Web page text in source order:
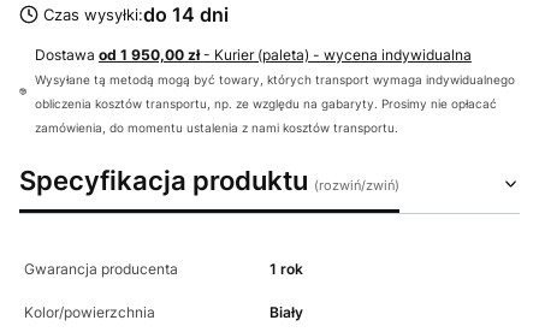
Czas wysyłki:do 14 dni
Dostawa od 1 950,00 zł- Kurier (paleta) - wycena indywidualna
Wysyłane tą metodą mogą być towary, których transport wymaga indywidualnego
obliczenia kosztów transportu, np. ze względu na gabaryty. Prosimy nie opłacać
zamówienia, do momentu ustalenia z nami kosztów transportu.
Specyfikacja produktu
Gwarancja producenta 1 rok
Kolor/powierzchnia Biały